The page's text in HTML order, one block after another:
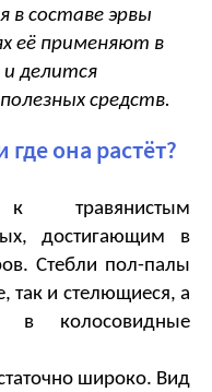
в составе эрвы
её применяют в
делится
средств.
она растёт?
травянистым
достигающим в
Стебли пол-палы
так и стелющиеся, а
в колосовидные
широко. Вид